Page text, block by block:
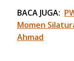
BACA JUGA:
Momen
Ahmad